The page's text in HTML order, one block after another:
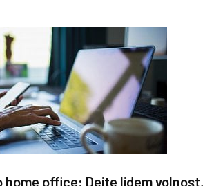
home office: Dejte lidem volnost,